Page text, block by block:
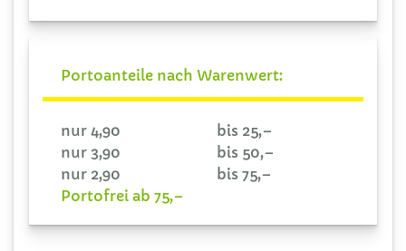
Portoanteile nach Warenwert:
nur 4,90
bis 25,–
nur 3,90
bis 50,–
nur 2,90
bis 75,–
Portofrei ab 75,–